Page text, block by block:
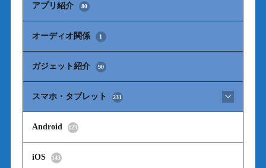
アプリ紹介 80
オーディオ関係 1
ガジェット紹介 90
スマホ・タブレット 231
Android 123
iOS 143